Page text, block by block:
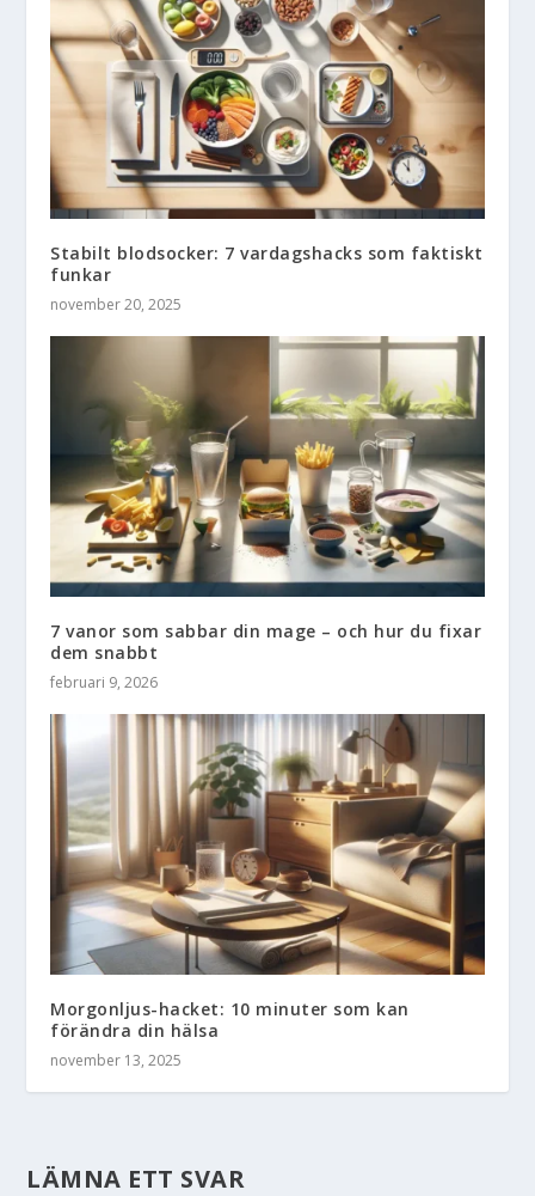
Stabilt blodsocker: 7 vardagshacks som faktiskt
funkar
november 20, 2025
7 vanor som sabbar din mage – och hur du fixar
dem snabbt
februari 9, 2026
Morgonljus-hacket: 10 minuter som kan
förändra din hälsa
november 13, 2025
LÄMNA ETT SVAR